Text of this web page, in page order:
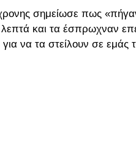
σημείωσε πως
και τα έσπρωχναν
να τα στείλουν σε εμάς